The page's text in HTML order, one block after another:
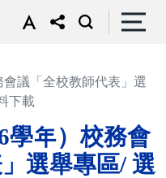
議「全校教師代表」選
下載
學年）校務會
選舉專區/ 選